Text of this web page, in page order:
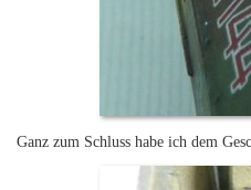
Ganz zum Schluss habe ich dem